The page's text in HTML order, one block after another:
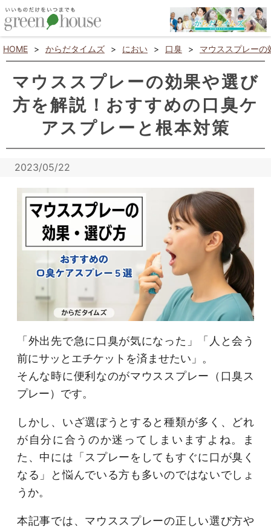
HOME > からだタイムズ > におい > 口臭 > マウススプレーの
マウススプレーの効果や選び
方を解説！おすすめの口臭ケ
アスプレーと根本対策
2023/05/22
「外出先で急に口臭が気になった」「人と会う
前にサッとエチケットを済ませたい」。
そんな時に便利なのがマウススプレー（口臭ス
プレー）です。
しかし、いざ選ぼうとすると種類が多く、どれ
が自分に合うのか迷ってしまいますよね。ま
た、中には「スプレーをしてもすぐに口が臭く
なる」と悩んでいる方も多いのではないでしょ
うか。
本記事では、マウススプレーの正しい選び方や